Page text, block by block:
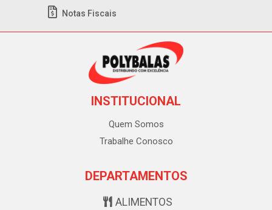
Notas Fiscais
INSTITUCIONAL
Quem Somos
Trabalhe Conosco
DEPARTAMENTOS
ALIMENTOS